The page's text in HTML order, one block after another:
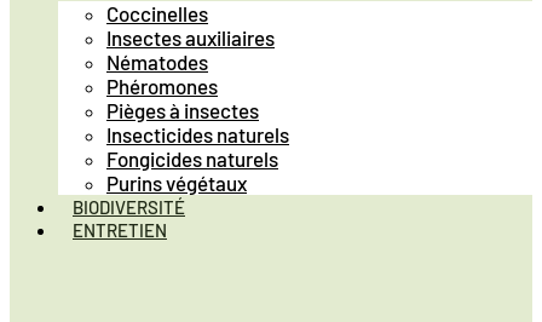
Coccinelles
Insectes auxiliaires
Nématodes
Phéromones
Pièges à insectes
Insecticides naturels
Fongicides naturels
Purins végétaux
BIODIVERSITÉ
ENTRETIEN